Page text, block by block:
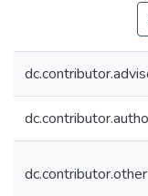
dc.contributor.other